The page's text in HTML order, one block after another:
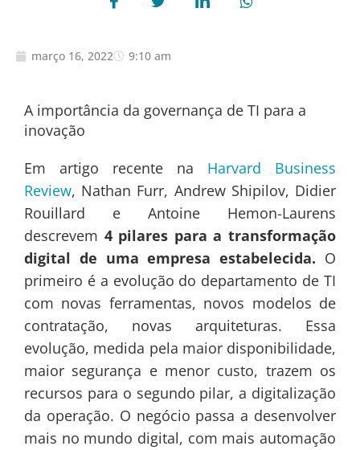
março 16, 2022 9:10 am
A importância da governança de TI para a
inovação
Em artigo recente na Harvard Business
Review, Nathan Furr, Andrew Shipilov, Didier
Rouillard e Antoine Hemon-Laurens
descrevem 4 pilares para a transformação
digital de uma empresa estabelecida. O
primeiro é a evolução do departamento de TI
com novas ferramentas, novos modelos de
contratação, novas arquiteturas. Essa
evolução, medida pela maior disponibilidade,
maior segurança e menor custo, trazem os
recursos para o segundo pilar, a digitalização
da operação. O negócio passa a desenvolver
mais no mundo digital, com mais automação